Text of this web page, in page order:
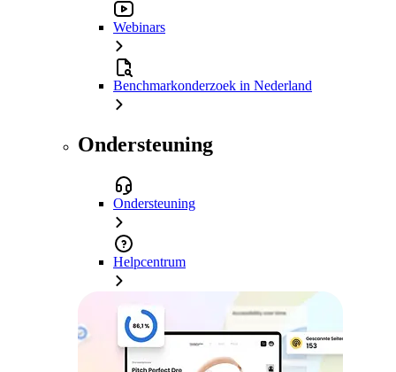
Webinars
Benchmarkonderzoek in Nederland
Ondersteuning
Ondersteuning
Helpcentrum